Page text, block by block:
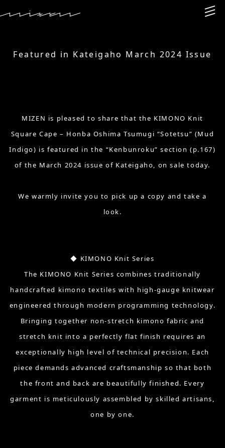
Featured in Kateigaho March 2024 Issue
MIZEN is pleased to share that the KIMONO Knit
Square Cape – Honba Oshima Tsumugi “Sotetsu” (Mud
Indigo) is featured in the “Kenbunroku” section (p.167)
of the March 2024 issue of Kateigaho, on sale today.
We warmly invite you to pick up a copy and take a
look.
◆ KIMONO Knit Series
The KIMONO Knit Series combines traditionally
handcrafted kimono textiles with high-gauge knitwear
engineered through modern programming technology.
Bringing together non-stretch kimono fabric and
stretch knit into a perfectly flat finish requires an
exceptionally high level of technical precision. Each
piece demands advanced craftsmanship so that both
the front and back are beautifully finished. Every
garment is meticulously assembled by skilled artisans,
one by one.